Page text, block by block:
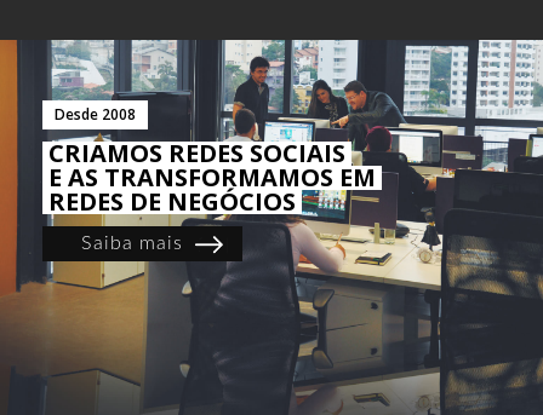
Desde 2008
CRIAMOS REDES SOCIAIS
E AS TRANSFORMAMOS EM
REDES DE NEGÓCIOS
Saiba mais